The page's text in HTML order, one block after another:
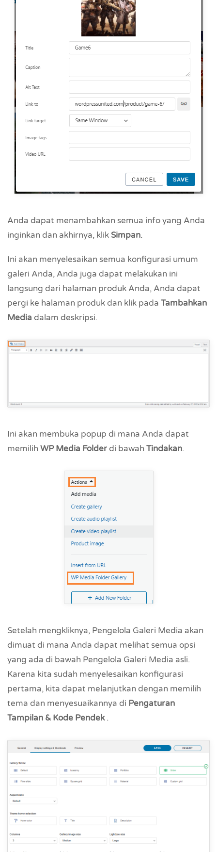
Anda dapat menambahkan semua info yang Anda
inginkan dan akhirnya, klik Simpan.
Ini akan menyelesaikan semua konfigurasi umum
galeri Anda, Anda juga dapat melakukan ini
langsung dari halaman produk Anda, Anda dapat
pergi ke halaman produk dan klik pada Tambahkan
Media dalam deskripsi.
Ini akan membuka popup di mana Anda dapat
memilih WP Media Folderdi bawah Tindakan.
Setelah mengkliknya, Pengelola Galeri Media akan
dimuat di mana Anda dapat melihat semua opsi
yang ada di bawah Pengelola Galeri Media asli.
Karena kita sudah menyelesaikan konfigurasi
pertama, kita dapat melanjutkan dengan memilih
tema dan menyesuaikannya di Pengaturan
Tampilan & Kode Pendek.